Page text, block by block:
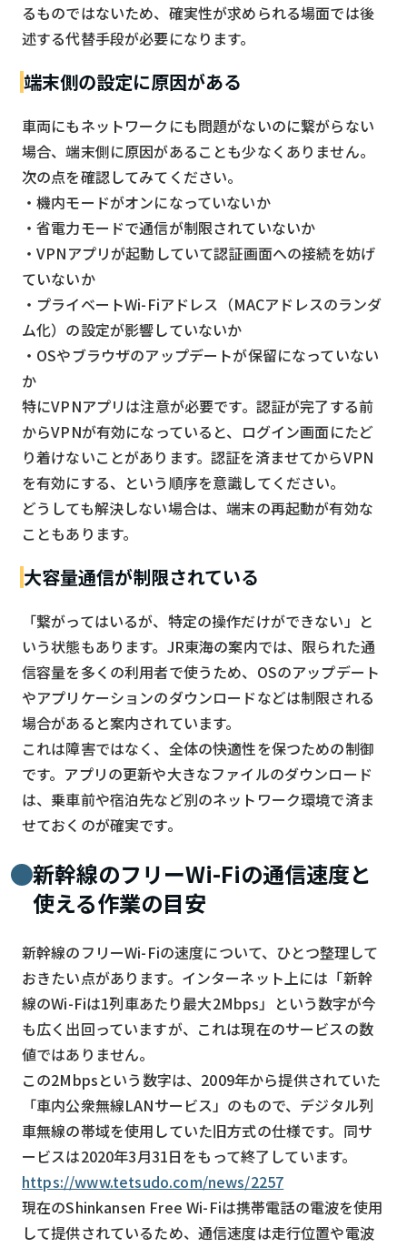
るものではないため、確実性が求められる場面では後
述する代替手段が必要になります。
端末側の設定に原因がある
車両にもネットワークにも問題がないのに繋がらない
場合、端末側に原因があることも少なくありません。
次の点を確認してみてください。
・機内モードがオンになっていないか
・省電力モードで通信が制限されていないか
・VPNアプリが起動していて認証画面への接続を妨げ
ていないか
・プライベートWi-Fiアドレス（MACアドレスのランダ
ム化）の設定が影響していないか
・OSやブラウザのアップデートが保留になっていない
か
特にVPNアプリは注意が必要です。認証が完了する前
からVPNが有効になっていると、ログイン画面にたど
り着けないことがあります。認証を済ませてからVPN
を有効にする、という順序を意識してください。
どうしても解決しない場合は、端末の再起動が有効な
こともあります。
大容量通信が制限されている
「繋がってはいるが、特定の操作だけができない」と
いう状態もあります。JR東海の案内では、限られた通
信容量を多くの利用者で使うため、OSのアップデート
やアプリケーションのダウンロードなどは制限される
場合があると案内されています。
これは障害ではなく、全体の快適性を保つための制御
です。アプリの更新や大きなファイルのダウンロード
は、乗車前や宿泊先など別のネットワーク環境で済ま
せておくのが確実です。
新幹線のフリーWi-Fiの通信速度と
使える作業の目安
新幹線のフリーWi-Fiの速度について、ひとつ整理して
おきたい点があります。インターネット上には「新幹
線のWi-Fiは1列車あたり最大2Mbps」という数字が今
も広く出回っていますが、これは現在のサービスの数
値ではありません。
この2Mbpsという数字は、2009年から提供されていた
「車内公衆無線LANサービス」のもので、デジタル列
車無線の帯域を使用していた旧方式の仕様です。同サ
ービスは2020年3月31日をもって終了しています。
https://www.tetsudo.com/news/2257
現在のShinkansen Free Wi-Fiは携帯電話の電波を使用
して提供されているため、通信速度は走行位置や電波